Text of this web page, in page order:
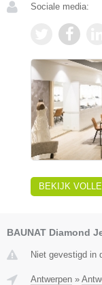
Sociale media:
BEKIJK
BAUNAT Diamond
Niet gevestigd in
Antwerpen »